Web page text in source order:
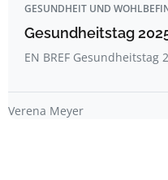
GESUNDHEIT UND
Gesundheitstag
EN BREF
Verena Meyer